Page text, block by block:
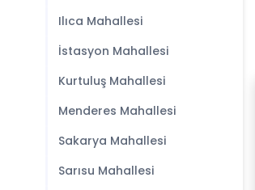
Ilıca Mahallesi
İstasyon Mahallesi
Kurtuluş Mahallesi
Menderes Mahallesi
Sakarya Mahallesi
Sarısu Mahallesi